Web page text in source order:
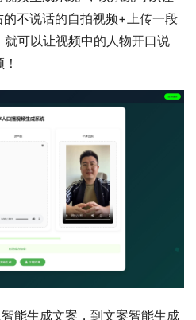
不说话的自拍视频+上传一段
可以让视频中的人物开口说
能生成文案，到文案智能生成